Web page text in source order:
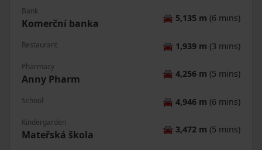
Bank
Komerční banka 🚘 5,135 m (6 mins)
Restaurant 🚘 1,939 m (3 mins)
Pharmacy
Anny Pharm 🚘 4,256 m (5 mins)
School 🚘 4,946 m (6 mins)
Kindergarden
Mateřská škola 🚘 3,472 m (5 mins)